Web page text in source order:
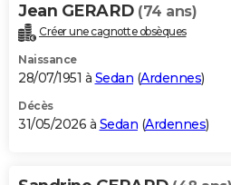
Jean GERARD (74 ans)
Créer une cagnotte obsèques
Naissance
28/07/1951 à Sedan (Ardennes)
Décès
31/05/2026 à Sedan (Ardennes)